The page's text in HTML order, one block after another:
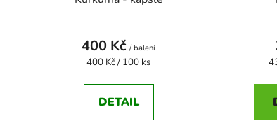
400 Kč/ balení
Měrná
400 Kč / 100 ks
DETAIL